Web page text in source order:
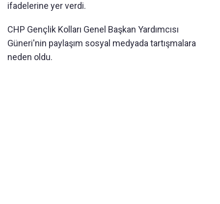
ifadelerine yer verdi.
CHP Gençlik Kolları Genel Başkan Yardımcısı
Güneri'nin paylaşım sosyal medyada tartışmalara
neden oldu.